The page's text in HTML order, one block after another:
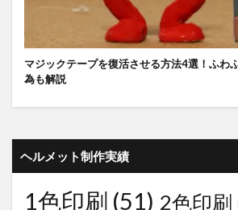
マジックテープを復活させる方法4選！ふわ
為も解説
ヘルメット制作実績
1色印刷 (51) 2色印刷